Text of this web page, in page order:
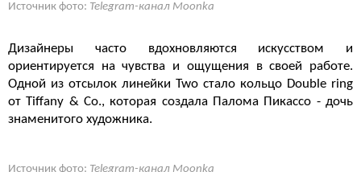
Источник фото: Telegram-канал Moonka
Дизайнеры часто вдохновляются искусством и
ориентируется на чувства и ощущения в своей работе.
Одной из отсылок линейки Two стало кольцо Double ring
от Tiffany & Co., которая создала Палома Пикассо - дочь
знаменитого художника.
Источник фото: Telegram-канал Moonka